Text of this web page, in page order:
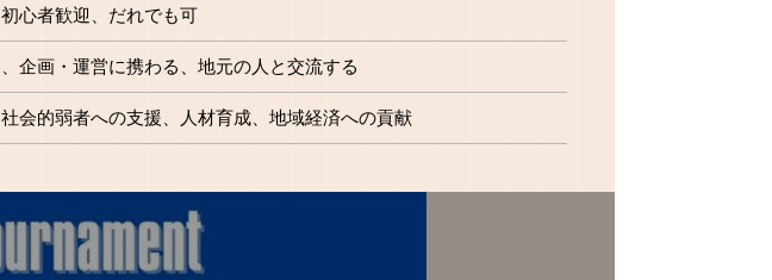
初心者歓迎 だれでも可
企画・運営に携わる 地元の人と交流する
社会的弱者への支援 人材育成 地域経済への貢献